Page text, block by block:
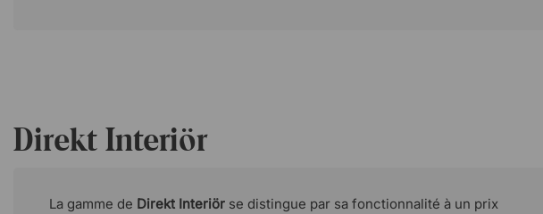
Direkt Interiör
La gamme de Direkt Interiör se distingue par sa fonctionnalité à un prix